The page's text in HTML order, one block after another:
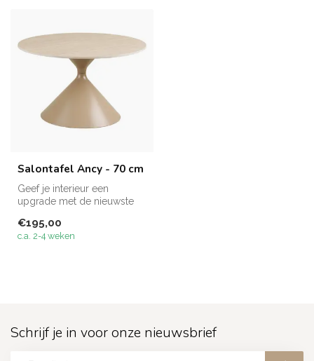
Salontafel Ancy - 70 cm
Geef je interieur een
upgrade met de nieuwste
ontdek on...
€195,00
c.a. 2-4 weken
Schrijf je in voor onze nieuwsbrief